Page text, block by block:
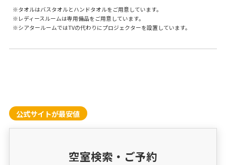
タオルはバスタオルとハンドタオルをご用意しています。
レディースルームは専用備品をご用意しています。
シアタールームではTVの代わりにプロジェクターを設置しています。
公式サイトが最安値
空室検索・ご予約